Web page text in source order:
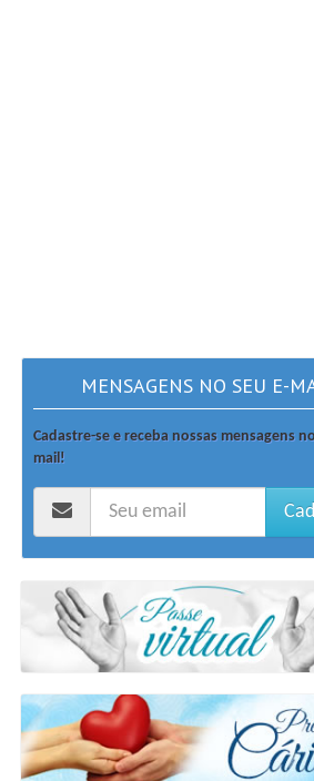
MENSAGENS NO SEU E-
Cadastre-se e receba nossas mensagens
mail!